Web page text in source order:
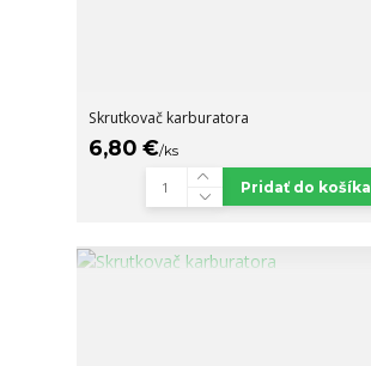
Skrutkovač karburatora
6,80 €/ks
Pridať do košíka